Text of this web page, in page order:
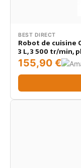
BEST DIRECT
Robot de cuisine
3 L, 3 500 tr/min,
robot
155,90 €